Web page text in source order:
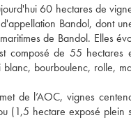
60 hectares de
Bandol, dont
de Bandol. Elles
composé de 55 hectares
bourboulenc, rolle,
de l’AOC, vignes
(1,5 hectare exposé plein